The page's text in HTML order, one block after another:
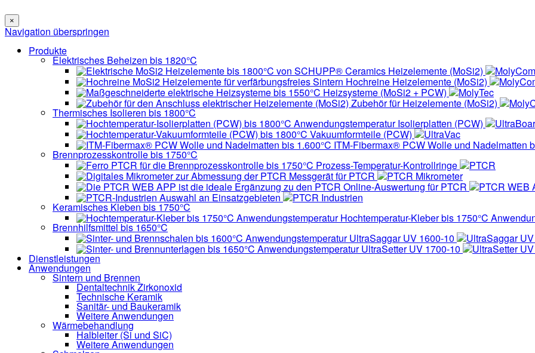
×
Navigation überspringen
Produkte
Elektrisches Beheizen bis 1820°C
Heizelemente (MoSi2)
Hochreine Heizelemente (MoSi2)
Heizsysteme (MoSi2 + PCW) MolyTec
Zubehör für Heizelemente (MoSi2)
Thermisches Isolieren bis 1800°C
Isolierplatten (PCW)
Vakuumformteile (PCW) UltraVac
ITM-Fibermax® PCW Wolle und Nadelmatten
Brennprozesskontrolle bis 1750°C
Prozess-Temperatur-Kontrollringe PTCR
Messgerät für PTCR PTCR Mikrometer
Online-Auswertung für PTCR PTCR WEB
Auswahl an Einsatzgebieten PTCR Industrien
Keramisches Kleben bis 1750°C
Hochtemperatur-Kleber bis 1750°C
Brennhilfsmittel bis 1650°C
UltraSaggar UV 1600-10 UltraSaggar
UltraSetter UV 1700-10 UltraSetter
Dienstleistungen
Anwendungen
Sintern und Brennen
DentaltechnikZirkonoxid
Technische Keramik
Sanitär- und Baukeramik
Weitere Anwendungen
Wärmebehandlung
Halbleiter(Si und SiC)
Weitere Anwendungen